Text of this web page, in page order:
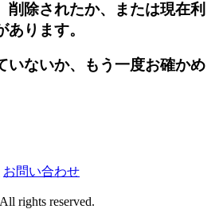
削除されたか、または現在利
ります。
いないか、もう一度お確かめ
お問い合わせ
rights reserved.